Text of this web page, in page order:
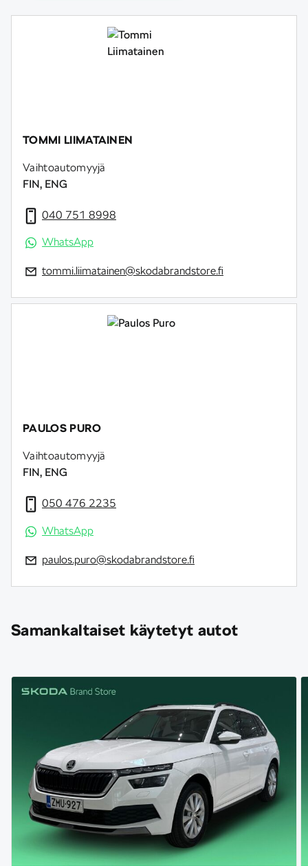
TOMMI LIIMATAINEN
Vaihtoautomyyjä
FIN, ENG
040 751 8998
WhatsApp
tommi.liimatainen@skodabrandstore.fi
PAULOS PURO
Vaihtoautomyyjä
FIN, ENG
050 476 2235
WhatsApp
paulos.puro@skodabrandstore.fi
Samankaltaiset käytetyt autot